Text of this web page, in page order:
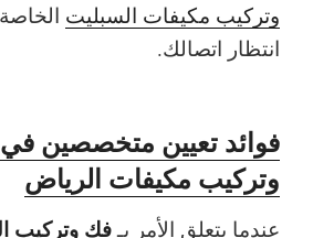
وتركيب مكيفات السبليت
انتظار اتصالك.
فوائد تعيين متخصصين
وتركيب مكيفات الرياض
عندما يتعلق الأمر بـفك وتركيب